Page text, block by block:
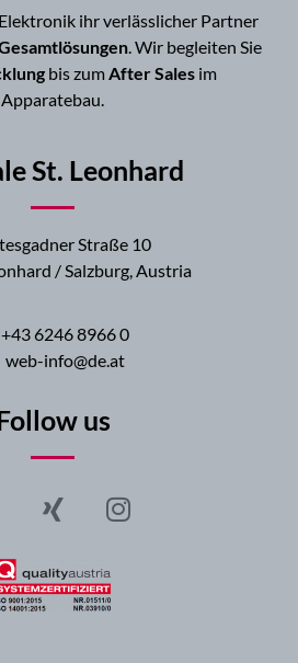
ihr verlässlicher Partner
. Wir begleiten Sie
bis zumAfter Sales im
Apparatebau.
St. Leonhard
Straße 10
/ Salzburg, Austria
+43 6246 8966 0
web-info@de.at
us